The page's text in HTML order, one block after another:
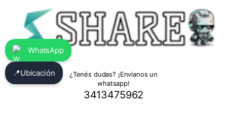
¿Tenés dudas? ¡Envianos un
whatsapp!
3413475962
WhatsApp
📍Ubicación